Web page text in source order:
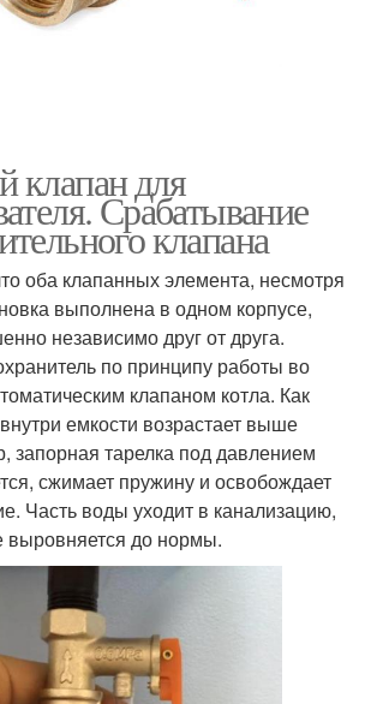
клапан для
Срабатывание
клапана
оба клапанных элемента, несмотря
выполнена в одном корпусе,
независимо друг от друга.
по принципу работы во
клапаном котла. Как
емкости возрастает выше
запорная тарелка под давлением
сжимает пружину и освобождает
Часть воды уходит в канализацию,
выровняется до нормы.